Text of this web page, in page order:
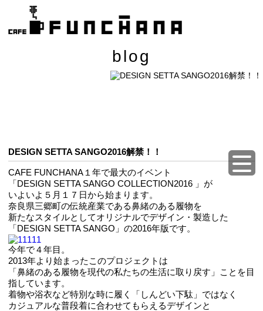
blog
DESIGN SETTA SANGO2016解禁！！
CAFE FUNCHANA１年で最大のイベント
「DESIGN SETTA SANGO COLLECTION2016 」が
いよいよ５月１７日から始まります。
奈良県三郷町の伝統産業である鼻緒のある履物を
新たなスタイルとしてオリジナルでデザイン・製造した
「DESIGN SETTA SANGO」の2016年版です。
今年で４年目。
2013年より始まったこのプロジェクトは
「鼻緒のある履物を現代の私たちの生活に取り戻す」ことを目
指しています。
着物や浴衣など特別な時に履く「しんどい下駄」ではなく
カジュアルな普段着に合わせてもらえるデザインと